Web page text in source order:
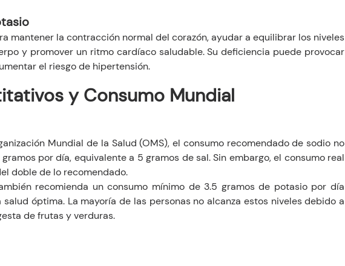
mantener la contracción normal del corazón, ayudar a equilibrar los niveles
y promover un ritmo cardíaco saludable. Su deficiencia puede provocar
el riesgo de hipertensión.
y Consumo Mundial
Mundial de la Salud (OMS), el consumo recomendado de sodio no
por día, equivalente a 5 gramos de sal. Sin embargo, el consumo real
doble de lo recomendado.
recomienda un consumo mínimo de 3.5 gramos de potasio por día
salud óptima. La mayoría de las personas no alcanza estos niveles debido a
de frutas y verduras.